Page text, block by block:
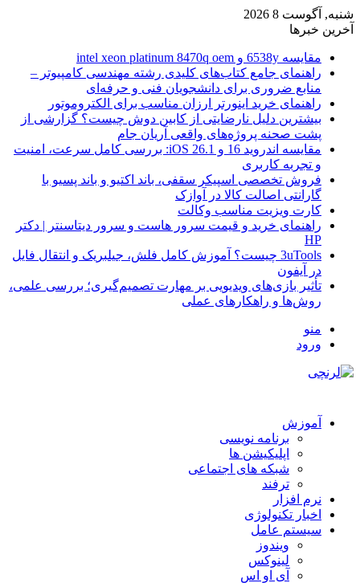
شنبه, آگوست 8 2026
آخرین خبرها
مقایسه 6538y و intel xeon platinum 8470q oem
راهنمای جامع کتاب‌های کلیدی رشته مهندسی کامپیوتر –
منابع ضروری برای دانشجویان فنی و حرفه‌ای
راهنمای خرید اینورتر ارزان مناسب برای الکتروموتور
بیشترین دلیل نارضایتی از کابین دوش چیست؟ گزارشی از
پشت صحنه پروژه‌های واقعی آریان جام
مقایسه اندروید 16 و iOS 26.1: بررسی کامل سرعت، امنیت
و تجربه کاربری
فروش تخصصی اسپیکر سقفی، باند اکتیو و باند پسیو با
گارانتی اصالت کالا در آوازک
کارت ویزیت مناسب وکالت
راهنمای خرید و قیمت سرور هاست و سرور دیتاسنتر | دکتر
HP
3uTools چیست؟ آموزش کامل فلش، جیلبریک و انتقال فایل
در آیفون
تأثیر بازی‌های ویدیویی بر مهارت تصمیم‌گیری؛ بررسی علمی،
روش‌ها و راهکارهای عملی
منو
ورود
آموزش
برنامه نویسی
اپلیکیشن ها
شبکه های اجتماعی
ترفند
نرم افزار
اخبار تکنولوژی
سیستم عامل
ویندوز
لینوکس
آی او اس